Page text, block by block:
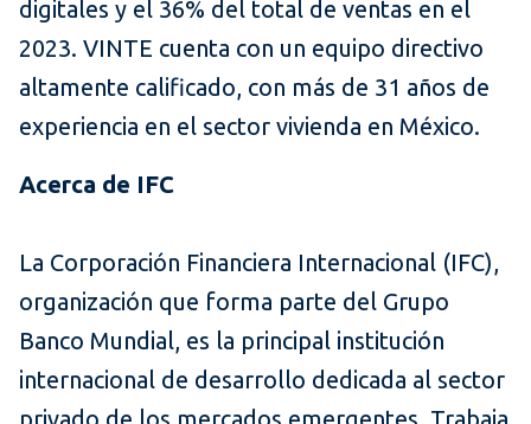
digitales y el 36% del total de ventas en el
2023. VINTE cuenta con un equipo directivo
altamente calificado, con más de 31 años de
experiencia en el sector vivienda en México.
Acerca de IFC
La Corporación Financiera Internacional (IFC),
organización que forma parte del Grupo
Banco Mundial, es la principal institución
internacional de desarrollo dedicada al sector